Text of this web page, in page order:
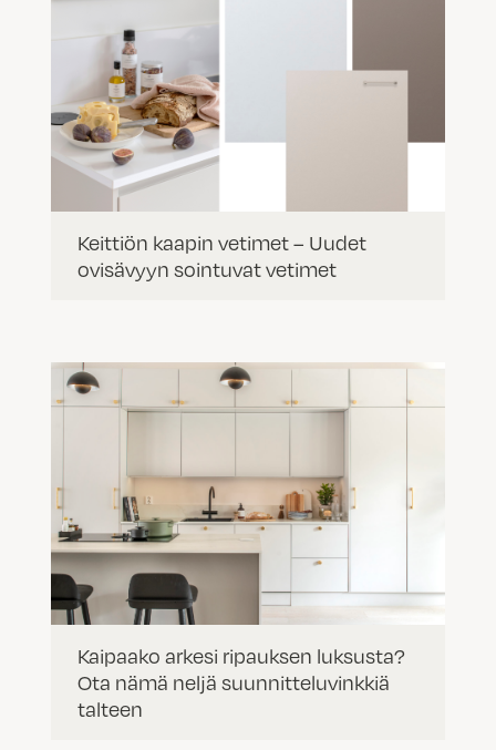
Keittiön kaapin vetimet – Uudet
ovisävyyn sointuvat vetimet
Kaipaako arkesi ripauksen luksusta?
Ota nämä neljä suunnitteluvinkkiä
talteen